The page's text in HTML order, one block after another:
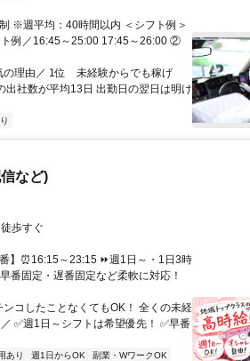
※週平均：40時間以内 ＜シフト例＞
例／16:45～25:00 17:45～26:00 ②
の理由／ 1位 未経験からでも稼げ
社数が平均13日 出勤日の翌日は明け
など)
歩すぐ
】⏰16:15～23:15 ⏩週1日～・1日3時
番固定・遅番固定など柔軟に対応！
したことなくてもOK！ 全くの未経
✅週1日～シフトは希望優先！ ✅早番
あり 週1日からOK
副業・WワークOK